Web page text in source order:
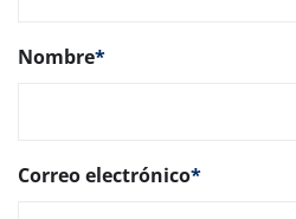
Nombre*
Correo electrónico*